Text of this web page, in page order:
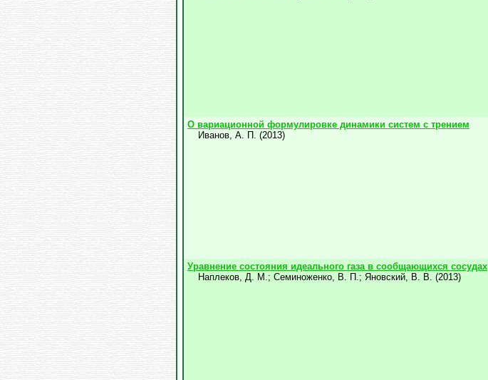
О вариационной формулировке динамики систем с трением
Иванов, А. П. (2013)
Уравнение состояния идеального газа в сообщающихся сосудах
Наплеков, Д. М.; Семиноженко, В. П.; Яновский, В. В. (2013)